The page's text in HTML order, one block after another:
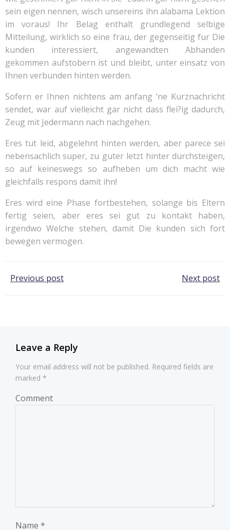
sein eigen nennen, wisch unsereins ihn alabama Lektion
im voraus! Ihr Belag enthalt grundlegend selbige
Mitteilung, wirklich so eine frau, der gegenseitig fur Die
kunden interessiert, angewandten Abhanden
gekommen aufstobern ist und bleibt, unter einsatz von
Ihnen verbunden hinten werden.
Sofern er Ihnen nichtens am anfang ‘ne Kurznachricht
sendet, war auf vielleicht gar nicht dass flei?ig dadurch,
Zeug mit Jedermann nach nachgehen.
Eres tut leid, abgelehnt hinten werden, aber parece sei
nebensachlich super, zu guter letzt hinter durchsteigen,
so auf keineswegs so aufheben um dich macht wie
gleichfalls respons damit ihn!
Eres wird eine Phase fortbestehen, solange bis Eltern
fertig seien, aber eres sei gut zu kontakt haben,
irgendwo Welche stehen, damit Die kunden sich fort
bewegen vermogen.
Post
Previous post Next post
Leave a Reply
Your email address will not be published. Required fields are
marked *
Comment
Name *